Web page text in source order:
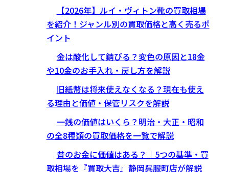
【2026年】ルイ・ヴィトン靴の買取相場
を紹介！ジャンル別の買取価格と高く売るポ
イント
金は酸化して錆びる？変色の原因と18金
や10金のお手入れ・戻し方を解説
旧紙幣は将来使えなくなる？現在も使え
る理由と価値・保管リスクを解説
一銭の価値はいくら？明治・大正・昭和
の全8種類の買取価格を一覧で解説
昔のお金に価値はある？｜5つの基準・買
取相場を『買取大吉』静岡呉服町店が解説